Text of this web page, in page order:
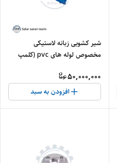
شیر کشویی زبانه لاستیکی
مخصوص لوله های pvc (کلمپ
50,000,000
افزودن به سبد